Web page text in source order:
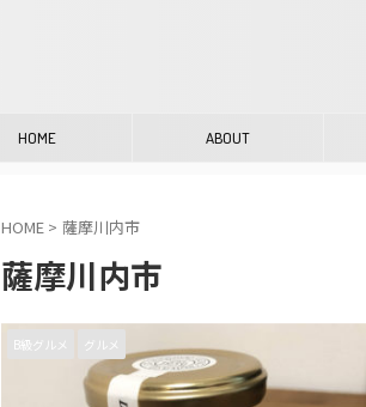
HOME ABOUT
HOME > 薩摩川内市
薩摩川内市
B級グルメ グルメ